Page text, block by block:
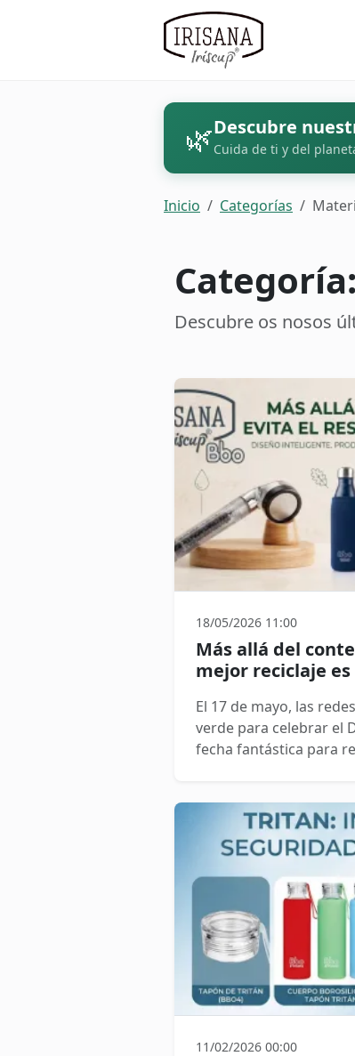
🌿Descubre
Cuida de ti y del
Inicio Categorías
Categoría:
Descubre os nosos
18/05/2026 11:00
Más allá del
mejor reciclaje
El 17 de mayo, las
verde para celebrar el
fecha fantástica para
nos estamos perdiendo la
que es el momento
residuos está bien,
mejor. El verdadero
mejorar nuestros
residuos generados y
sino materias primas.
11/02/2026 00:00